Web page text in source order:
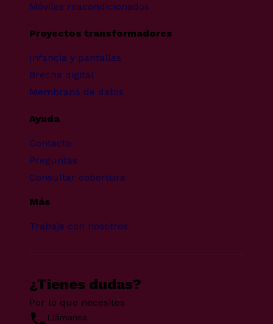
Móviles reacondicionados
Proyectos transformadores
Infancia y pantallas
Brecha digital
Membrana de datos
Ayuda
Contacto
Preguntas
Consultar cobertura
Más
Trabaja con nosotros
¿Tienes dudas?
Por lo que necesites
Llámanos